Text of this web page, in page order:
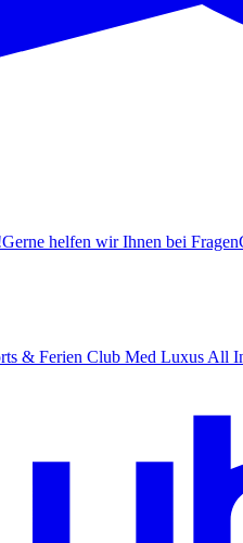
Gerne helfen wir Ihnen bei Fragen
& Ferien Club Med Luxus All